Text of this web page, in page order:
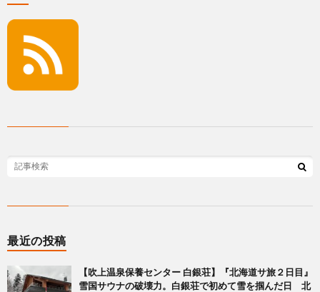
最近の投稿
【吹上温泉保養センター 白銀荘】『北海道サ旅２日目』
雪国サウナの破壊力。白銀荘で初めて雪を掴んだ日 北